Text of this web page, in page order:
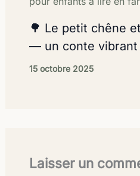
🌳 Le petit chêne
— un conte vibrant
15 octobre 2025
Laisser un